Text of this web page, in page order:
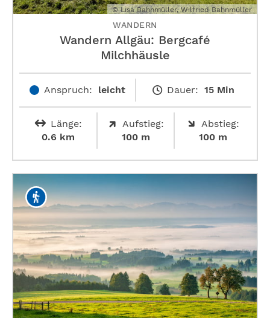
© Lisa Bahnmüller, Wilfried Bahnmüller
WANDERN
Wandern Allgäu: Bergcafé
Milchhäusle
Anspruch: leicht Dauer: 15 Min
Länge:
0.6 km
Aufstieg:
100 m
Abstieg:
100 m